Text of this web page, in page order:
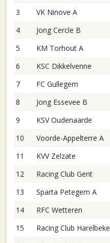
3
VK Ninove A
4
Jong Cercle B
5
KM Torhout A
6
KSC Dikkelvenne
7
FC Gullegem
8
Jong Essevee B
9
KSV Oudenaarde
10
Voorde-Appelterre A
11
KVV Zelzate
12
Racing Club Gent
13
Sparta Petegem A
14
RFC Wetteren
15
Racing Club Harelbeke